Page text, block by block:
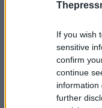
If you wish
sensitive
confirm
continue
information
further